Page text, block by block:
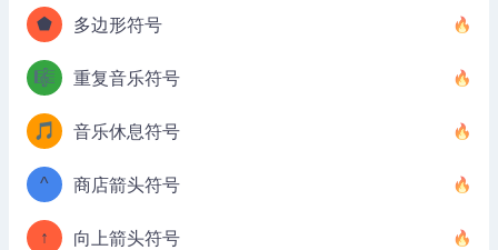
⬟ 多边形符号
🎼 重复音乐符号
🎵 音乐休息符号
^ 商店箭头符号
↑ 向上箭头符号